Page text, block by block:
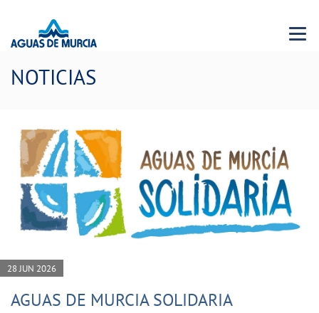
Menu
NOTICIAS
28 JUN 2026
AGUAS DE MURCIA SOLIDARIA